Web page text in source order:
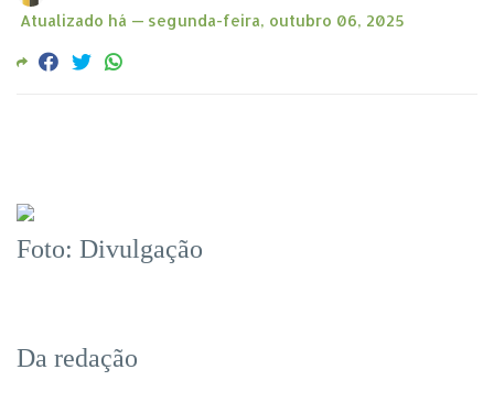
Atualizado há — segunda-feira, outubro 06, 2025
Foto: Divulgação
Da redação